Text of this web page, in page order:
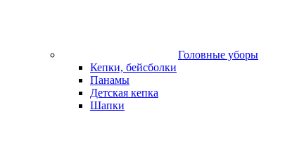
Головные уборы
Кепки, бейсболки
Панамы
Детская кепка
Шапки